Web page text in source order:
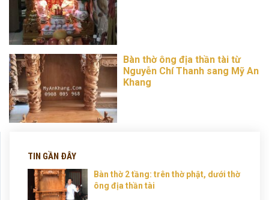
Bàn thờ ông địa thần tài từ
Nguyễn Chí Thanh sang Mỹ An
Khang
TIN GẦN ĐÂY
Bàn thờ 2 tầng: trên thờ phật, dưới thờ
ông địa thần tài